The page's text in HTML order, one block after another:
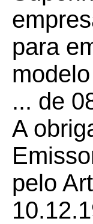
para
... de
A
pelo